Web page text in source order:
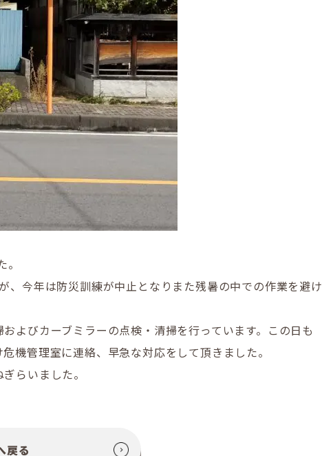
、今年は防災訓練が中止となりまた残暑の中での作業を避け
よびカーブミラーの点検・清掃を行っています。この日も
機管理室に連絡、早急な対応をして頂きました。
らいました。
戻る